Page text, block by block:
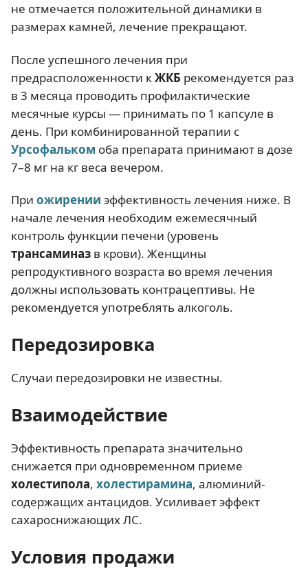
не отмечается положительной динамики в
размерах камней, лечение прекращают.
После успешного лечения при
предрасположенности кЖКБ рекомендуется раз
в 3 месяца проводить профилактические
месячные курсы — принимать по 1 капсуле в
день. При комбинированной терапии с
Урсофальком оба препарата принимают в дозе
7–8 мг на кг веса вечером.
При ожирении эффективность лечения ниже. В
начале лечения необходим ежемесячный
контроль функции печени (уровень
трансаминаз в крови). Женщины
репродуктивного возраста во время лечения
должны использовать контрацептивы. Не
рекомендуется употреблять алкоголь.
Передозировка
Случаи передозировки не известны.
Взаимодействие
Эффективность препарата значительно
снижается при одновременном приеме
холестипола, холестирамина, алюминий-
содержащих антацидов. Усиливает эффект
сахароснижающих ЛС.
Условия продажи